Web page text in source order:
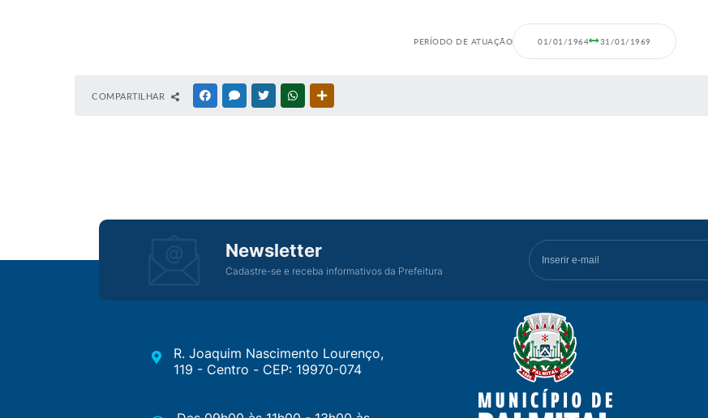
PERÍODO DE ATUAÇÃO 01/01/1964 31/01/1969
COMPARTILHAR FACEBOOKMESSENGER
TWITTERWHATSAPP
Newsletter
Cadastre-se e receba informativos da Prefeitura
R. Joaquim Nascimento Lourenço,
119 - Centro - CEP: 19970-074